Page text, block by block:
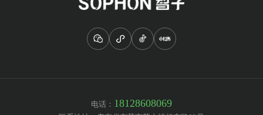
电话： 18128608069